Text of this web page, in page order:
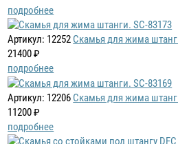
подробнее
Артикул: 12252 Скамья для жима
21400 ₽
подробнее
Артикул: 12206 Скамья для жима
11200 ₽
подробнее